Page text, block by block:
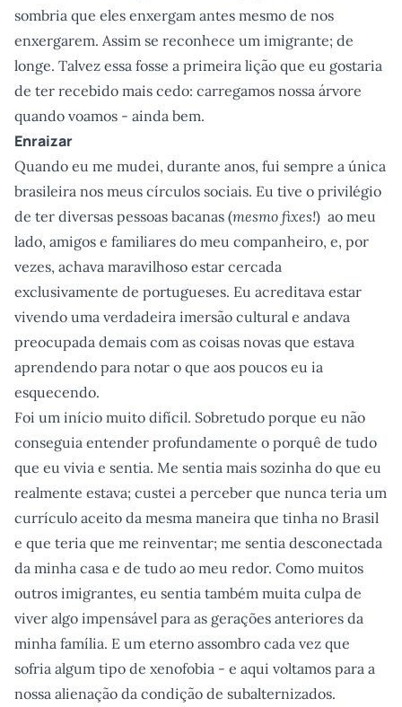
sombria que eles enxergam antes mesmo de nos
enxergarem. Assim se reconhece um imigrante; de
longe. Talvez essa fosse a primeira lição que eu gostaria
de ter recebido mais cedo: carregamos nossa árvore
quando voamos - ainda bem.
Enraizar
Quando eu me mudei, durante anos, fui sempre a única
brasileira nos meus círculos sociais. Eu tive o privilégio
de ter diversas pessoas bacanas (mesmo fixes!) ao meu
lado, amigos e familiares do meu companheiro, e, por
vezes, achava maravilhoso estar cercada
exclusivamente de portugueses. Eu acreditava estar
vivendo uma verdadeira imersão cultural e andava
preocupada demais com as coisas novas que estava
aprendendo para notar o que aos poucos eu ia
esquecendo.
Foi um início muito difícil. Sobretudo porque eu não
conseguia entender profundamente o porquê de tudo
que eu vivia e sentia. Me sentia mais sozinha do que eu
realmente estava; custei a perceber que nunca teria um
currículo aceito da mesma maneira que tinha no Brasil
e que teria que me reinventar; me sentia desconectada
da minha casa e de tudo ao meu redor. Como muitos
outros imigrantes, eu sentia também muita culpa de
viver algo impensável para as gerações anteriores da
minha família. E um eterno assombro cada vez que
sofria algum tipo de xenofobia - e aqui voltamos para a
nossa alienação da condição de subalternizados.